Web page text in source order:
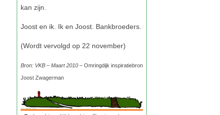
Bron: VKB – Maart 2010 – Omringdijk inspiratiebron
Joost Zwagerman